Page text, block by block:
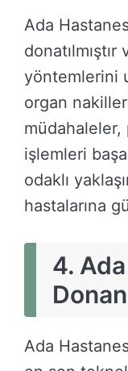
Ada
yöntemlerini
organ
müdahaleler,
işlemleri
odaklı
hastalarına
4.
Ada